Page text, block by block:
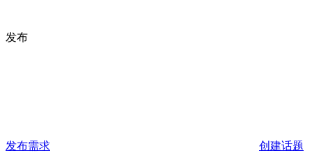
发布
发布需求 创建话题